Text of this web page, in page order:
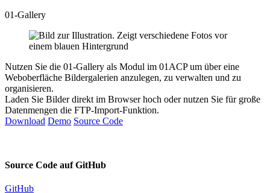
01-Gallery
Nutzen Sie die 01-Gallery als Modul im 01ACP um über eine
Weboberfläche Bildergalerien anzulegen, zu verwalten und zu
organisieren.
Laden Sie Bilder direkt im Browser hoch oder nutzen Sie für große
Datenmengen die FTP-Import-Funktion.
Download Demo Source Code
Source Code aufGitHub
GitHub